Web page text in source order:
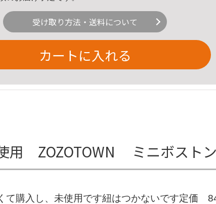
受け取り方法・送料について
カートに入れる
ZOZOTOWN ミニボストン
て購入し、未使用です紐はつかないです定価